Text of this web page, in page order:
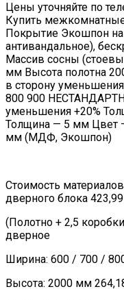
Цены уточняйте по
Купить
Покрытие Экошпон на
антивандальное),
Массив сосны
мм Высота полотна
в сторону
800 900
уменьшения +20%
Толщина — 5 мм Цвет
мм (МДФ, Экошпон)
Стоимость
дверного блока 423,99
(Полотно + 2,5
дверное
Ширина: 600 / 700 /
Высота: 2000 мм